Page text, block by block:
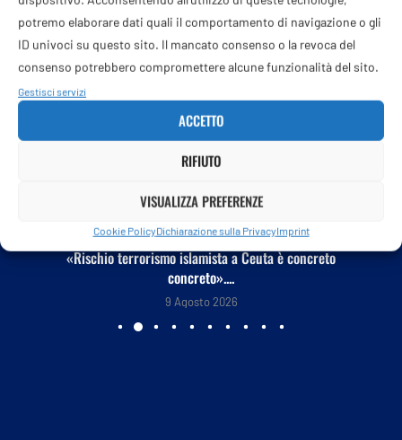
potremo elaborare dati quali il comportamento di navigazione o gli
ID univoci su questo sito. Il mancato consenso o la revoca del
consenso potrebbero compromettere alcune funzionalità del sito.
Gestisci servizi
ACCETTO
RIFIUTO
VISUALIZZA PREFERENZE
Cookie PolicyDichiarazione sulla PrivacyImprint
«Rischio terrorismo islamista a Ceuta è concreto
concreto»....
9 Agosto 2026